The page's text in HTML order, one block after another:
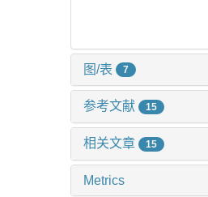
图/表 7
参考文献 15
相关文章 15
Metrics